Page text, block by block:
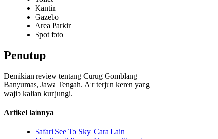
Kantin
Gazebo
Area Parkir
Spot foto
Penutup
Demikian review tentang Curug Gomblang
Banyumas, Jawa Tengah. Air terjun keren yang
wajib kalian kunjungi.
Artikel lainnya
Safari See To Sky, Cara Lain